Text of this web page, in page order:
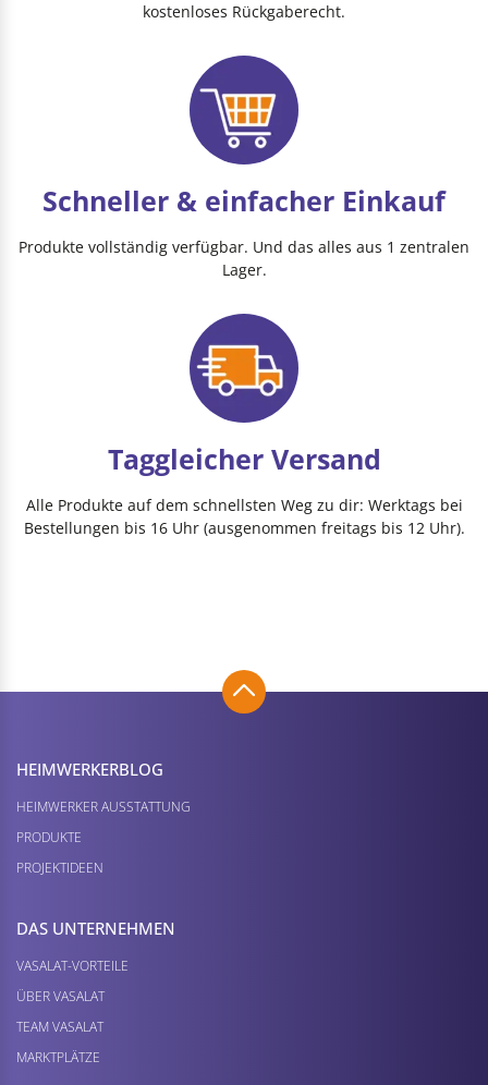
kostenloses Rückgaberecht.
Schneller & einfacher Einkauf
Produkte vollständig verfügbar. Und das alles aus 1 zentralen
Lager.
Taggleicher Versand
Alle Produkte auf dem schnellsten Weg zu dir: Werktags bei
Bestellungen bis 16 Uhr (ausgenommen freitags bis 12 Uhr).
HEIMWERKER­BLOG
HEIMWERKER AUSSTATTUNG
PRODUKTE
PROJEKTIDEEN
DAS UNTERNEHMEN
VASALAT-VORTEILE
ÜBER VASALAT
TEAM VASALAT
MARKTPLÄTZE